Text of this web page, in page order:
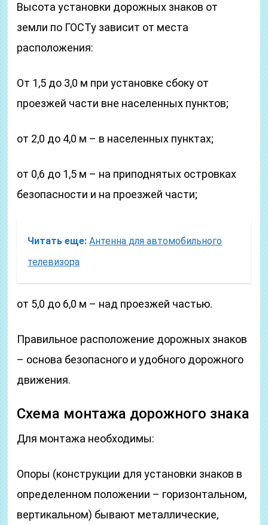
Высота установки дорожных знаков от
земли по ГОСТу зависит от места
расположения:
От 1,5 до 3,0 м при установке сбоку от
проезжей части вне населенных пунктов;
от 2,0 до 4,0 м – в населенных пунктах;
от 0,6 до 1,5 м – на приподнятых островках
безопасности и на проезжей части;
Читать еще: Антенна для автомобильного
телевизора
от 5,0 до 6,0 м – над проезжей частью.
Правильное расположение дорожных знаков
– основа безопасного и удобного дорожного
движения.
Схема монтажа дорожного знака
Для монтажа необходимы:
Опоры (конструкции для установки знаков в
определенном положении – горизонтальном,
вертикальном) бывают металлические,